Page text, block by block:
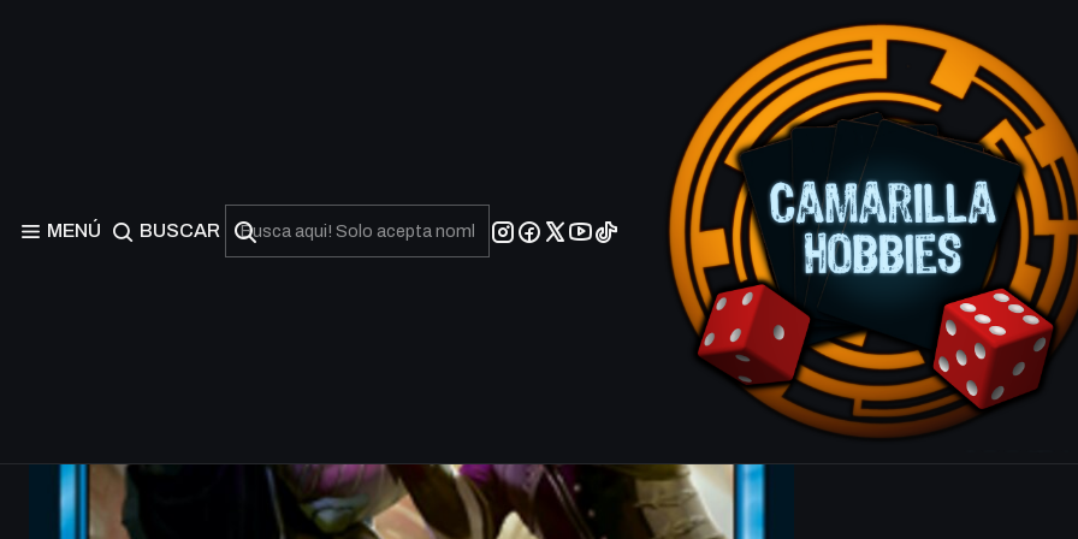
MENÚ BUSCAR
Tempted
Rare
Cantidad
|
Mostrar stock de
COMPARTIR ESTE PRODUCTO